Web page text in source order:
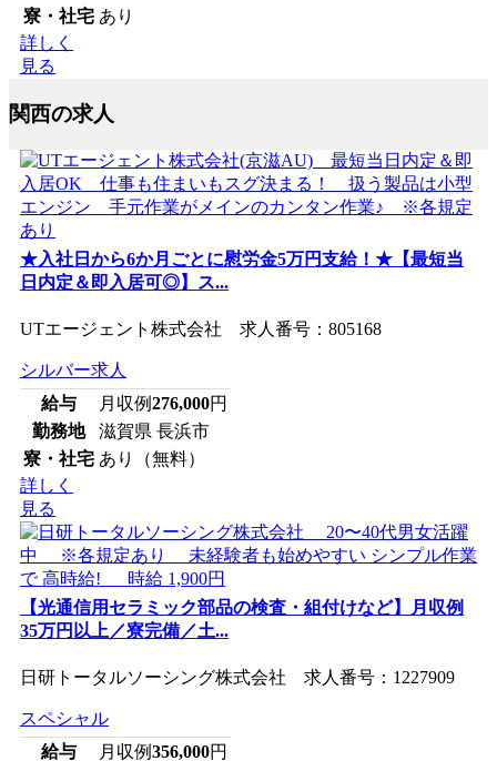
寮・社宅 あり
詳しく
見る
関西の求人
★入社日から6か月ごとに慰労金5万円支給！★【最短当
日内定＆即入居可◎】ス...
UTエージェント株式会社 求人番号：805168
シルバー求人
給与
月収例276,000円
勤務地
滋賀県 長浜市
寮・社宅 あり（無料）
詳しく
見る
【光通信用セラミック部品の検査・組付けなど】月収例
35万円以上／寮完備／土...
日研トータルソーシング株式会社 求人番号：1227909
スペシャル
給与
月収例356,000円